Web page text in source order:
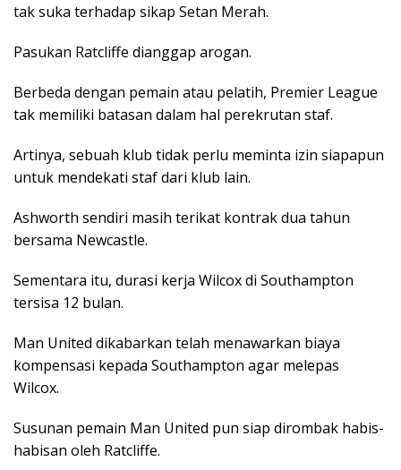
tak suka terhadap sikap Setan Merah.
Pasukan Ratcliffe dianggap arogan.
Berbeda dengan pemain atau pelatih, Premier League
tak memiliki batasan dalam hal perekrutan staf.
Artinya, sebuah klub tidak perlu meminta izin siapapun
untuk mendekati staf dari klub lain.
Ashworth sendiri masih terikat kontrak dua tahun
bersama Newcastle.
Sementara itu, durasi kerja Wilcox di Southampton
tersisa 12 bulan.
Man United dikabarkan telah menawarkan biaya
kompensasi kepada Southampton agar melepas
Wilcox.
Susunan pemain Man United pun siap dirombak habis-
habisan oleh Ratcliffe.